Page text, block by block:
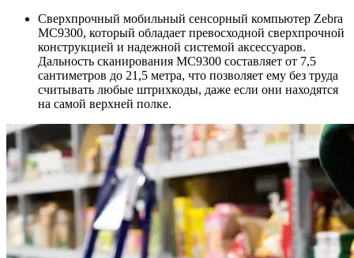
Сверхпрочный мобильный сенсорный компьютер Zebra
MC9300, который обладает превосходной сверхпрочной
конструкцией и надежной системой аксессуаров.
Дальность сканирования МС9300 составляет от 7,5
сантиметров до 21,5 метра, что позволяет ему без труда
считывать любые штрихкоды, даже если они находятся
на самой верхней полке.